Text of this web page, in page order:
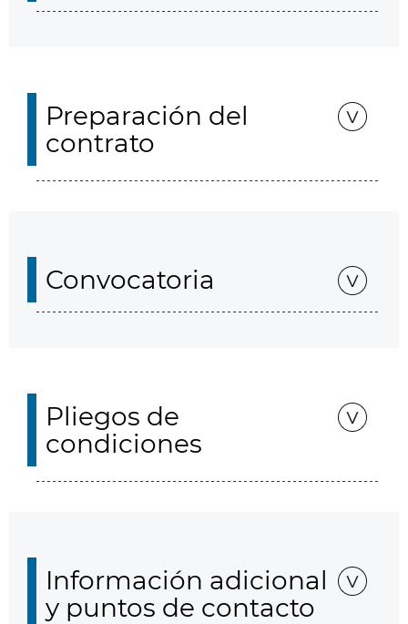
Preparación del
contrato
Convocatoria
Pliegos de
condiciones
Información adicional
y puntos de contacto